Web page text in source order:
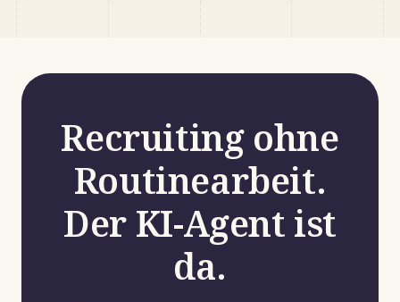
Recruiting ohne
Routinearbeit.
Der KI-Agent ist
da.